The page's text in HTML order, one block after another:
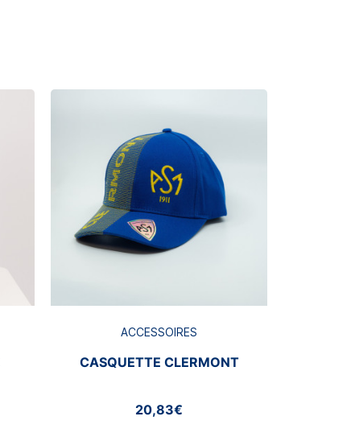
ACCESSOIRES
CASQUETTE CLERMONT
20,83€